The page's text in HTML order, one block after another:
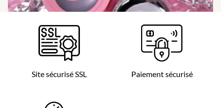
Site sécurisé SSL Paiement sécurisé